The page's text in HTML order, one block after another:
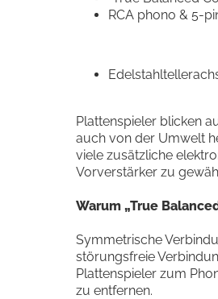
RCA phono & 5-
Plattenspieler blicken
auch von der Umwelt
viele zusätzliche
Vorverstärker zu
Warum „True
Symmetrische
störungsfreie
Plattenspieler zum
zu entfernen.